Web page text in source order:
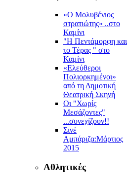
«Ο Μολυβένιος
στρατιώτης» ..στο
Καμίνι
"Η Πεντάμορφη και
το Τέρας " στο
Καμίνι
«Ελεύθεροι
Πολιορκημένοι»
από τη Δημοτική
Θεατρική Σκηνή
Οι "Χωρίς
Μεσάζοντες"
...συνεχίζουν!!
Σινέ
Αμπάριζα:Mάρτιος
2015
Αθλητικές